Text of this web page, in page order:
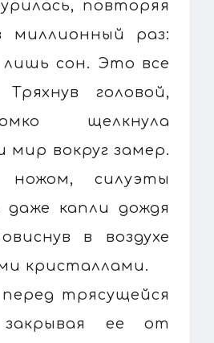
повторяя
миллионный раз:
лишь сон. Это все
Тряхнув головой,
щелкнула
мир вокруг замер.
силуэты
даже капли дождя
в воздухе
кристаллами.
трясущейся
закрывая ее от